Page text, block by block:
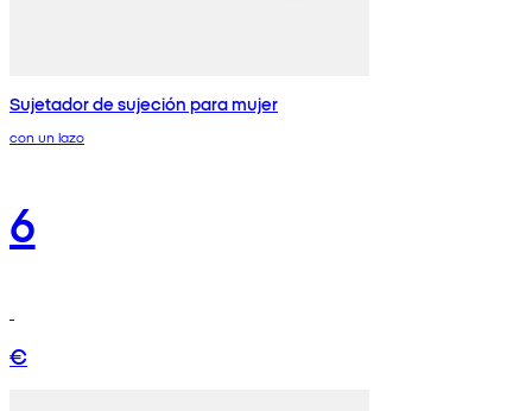
Sujetador de sujeción para mujer
con un lazo
6
€